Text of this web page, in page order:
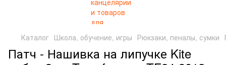
Каталог Школа, обучение, игры Рюкзаки, пеналы, сумки
Патч - Нашивка на липучке Kite